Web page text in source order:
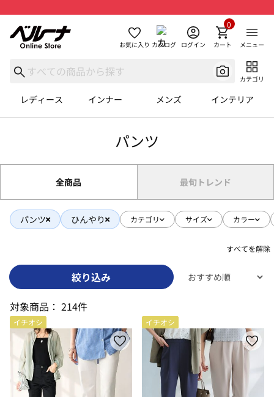
お気に入り カタログ ログイン カート
0
メニュー
カテゴリ
レディース インナー メンズ インテリア
パンツ
全商品 最旬トレンド
パンツ ひんやり カテゴリ サイズ カラー
すべてを解除
絞り込み
対象商品： 214件
イチオシ イチオシ